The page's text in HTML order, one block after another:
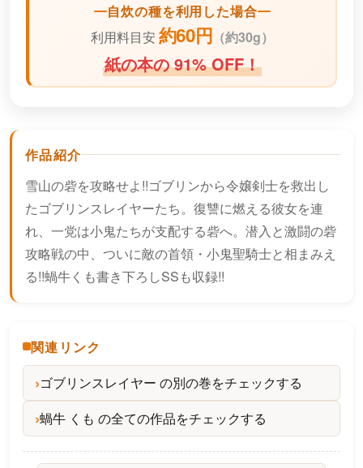
自炊の種を利用した場合
利用料目安 約60円 （約30g）
紙の本の 91% OFF！
作品紹介
雪山の砦を攻略せよ!!ゴブリンから令嬢剣士を救出し
たゴブリンスレイヤーたち。復讐に燃える彼女を連
れ、一党は小鬼たちが支配する砦へ。潜入と激闘の砦
攻略戦の中、ついに敵の首領・小鬼聖騎士と相まみえ
る!!蝸牛くも書き下ろしSSも収録!!
関連リンク
ゴブリンスレイヤー の別の巻をチェックする
蝸牛 くも の全ての作品をチェックする